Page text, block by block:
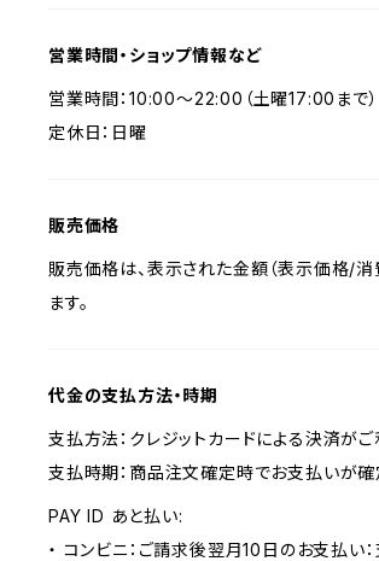
営業時間・ショップ情報など
営業時間：10:00〜22:00（土曜17:00まで）
定休日：日曜
販売価格
販売価格は、表示された金額（表示価格/消
ます。
代金の支払方法・時期
支払方法：クレジットカードによる決済がご
支払時期：商品注文確定時でお支払いが確
PAY ID あと払い:
・ コンビニ：ご請求後翌月10日のお支払い